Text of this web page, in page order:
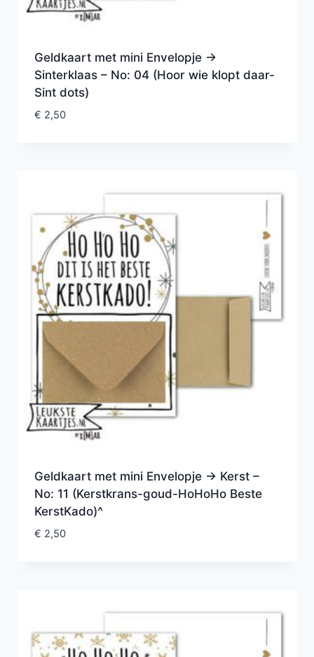
Geldkaart met mini Envelopje ->
Sinterklaas – No: 04 (Hoor wie klopt daar-
Sint dots)
€ 2,50
Geldkaart met mini Envelopje -> Kerst –
No: 11 (Kerstkrans-goud-HoHoHo Beste
KerstKado)^
€ 2,50